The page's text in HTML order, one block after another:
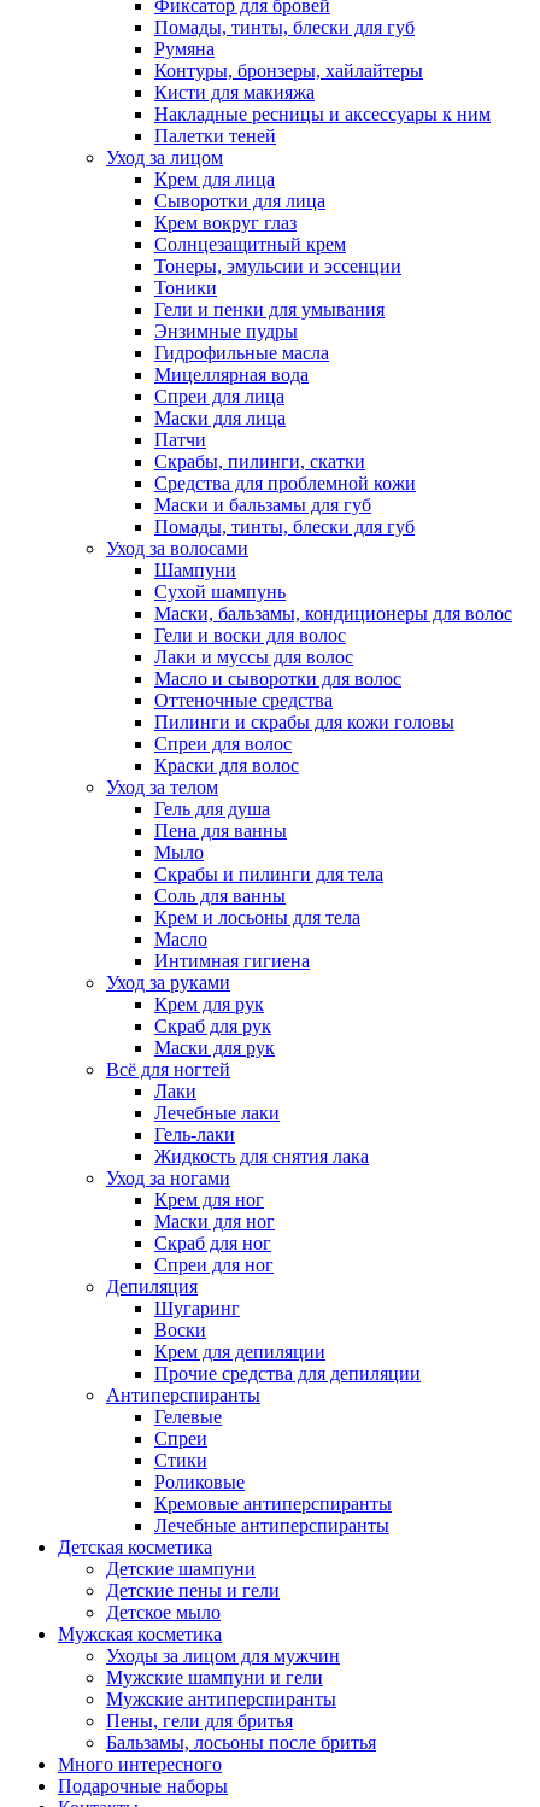
Фиксатор для бровей
Помады, тинты, блески для губ
Румяна
Контуры, бронзеры, хайлайтеры
Кисти для макияжа
Накладные ресницы и аксессуары к ним
Палетки теней
Уход за лицом
Крем для лица
Сыворотки для лица
Крем вокруг глаз
Солнцезащитный крем
Тонеры, эмульсии и эссенции
Тоники
Гели и пенки для умывания
Энзимные пудры
Гидрофильные масла
Мицеллярная вода
Спреи для лица
Маски для лица
Патчи
Скрабы, пилинги, скатки
Средства для проблемной кожи
Маски и бальзамы для губ
Помады, тинты, блески для губ
Уход за волосами
Шампуни
Сухой шампунь
Маски, бальзамы, кондиционеры для волос
Гели и воски для волос
Лаки и муссы для волос
Масло и сыворотки для волос
Оттеночные средства
Пилинги и скрабы для кожи головы
Спреи для волос
Краски для волос
Уход за телом
Гель для душа
Пена для ванны
Мыло
Скрабы и пилинги для тела
Соль для ванны
Крем и лосьоны для тела
Масло
Интимная гигиена
Уход за руками
Крем для рук
Скраб для рук
Маски для рук
Всё для ногтей
Лаки
Лечебные лаки
Гель-лаки
Жидкость для снятия лака
Уход за ногами
Крем для ног
Маски для ног
Скраб для ног
Спреи для ног
Депиляция
Шугаринг
Воски
Крем для депиляции
Прочие средства для депиляции
Антиперспиранты
Гелевые
Спреи
Стики
Роликовые
Кремовые антиперспиранты
Лечебные антиперспиранты
Детская косметика
Детские шампуни
Детские пены и гели
Детское мыло
Мужская косметика
Уходы за лицом для мужчин
Мужские шампуни и гели
Мужские антиперспиранты
Пены, гели для бритья
Бальзамы, лосьоны после бритья
Много интересного
Подарочные наборы